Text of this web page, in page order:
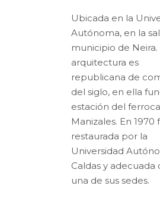
Ubicada en la
Autónoma, en la
municipio de Neira.
arquitectura es
republicana de
del siglo, en ella
estación del
Manizales. En 1970
restaurada por la
Universidad
Caldas y adecuada
una de sus sedes.